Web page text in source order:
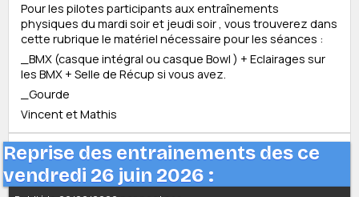
Pour les pilotes participants aux entraînements
physiques du mardi soir et jeudi soir , vous trouverez dans
cette rubrique le matériel nécessaire pour les séances :
_BMX (casque intégral ou casque Bowl ) + Eclairages sur
les BMX + Selle de Récup si vous avez.
_Gourde
Vincent et Mathis
Reprise des entrainements des ce
vendredi 26 juin 2026 :